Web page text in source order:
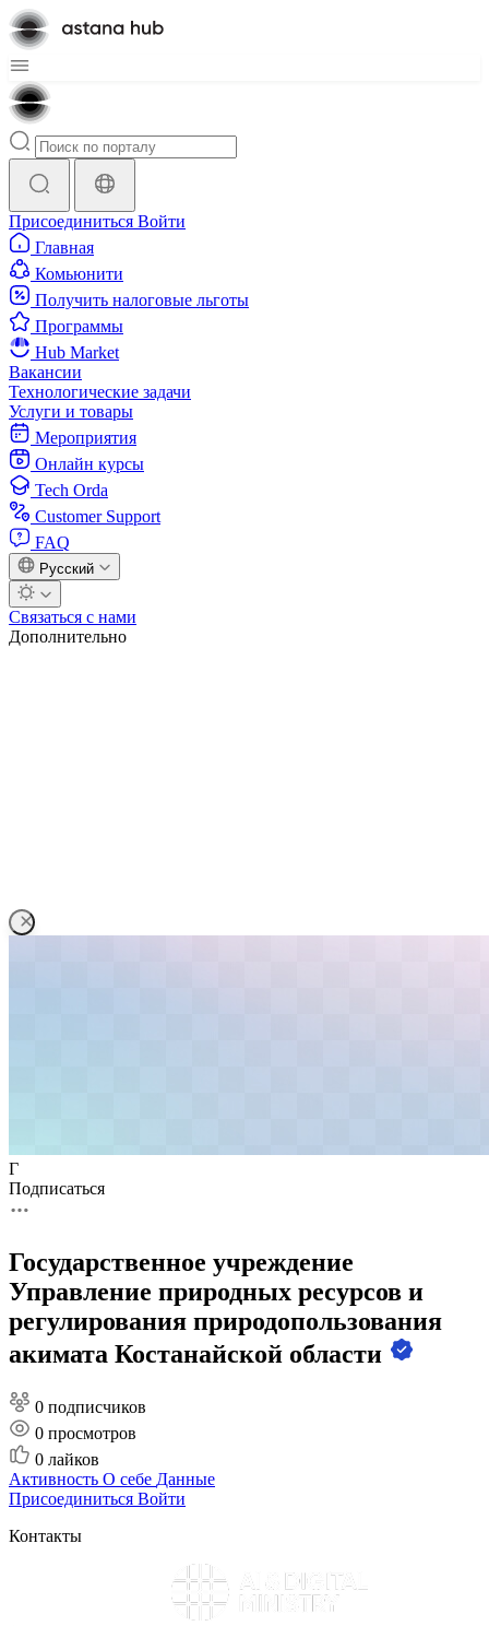
Присоединиться Войти
Главная
Комьюнити
Получить налоговые льготы
Программы
Hub Market
Вакансии
Технологические задачи
Услуги и товары
Мероприятия
Онлайн курсы
Tech Orda
Customer Support
FAQ
Русский
Связаться с нами
Дополнительно
Г
Подписаться
Государственное учреждение
Управление природных ресурсов и
регулирования природопользования
акимата Костанайской области
0 подписчиков
0 просмотров
0 лайков
Активность О себе Данные
Присоединиться Войти
Контакты